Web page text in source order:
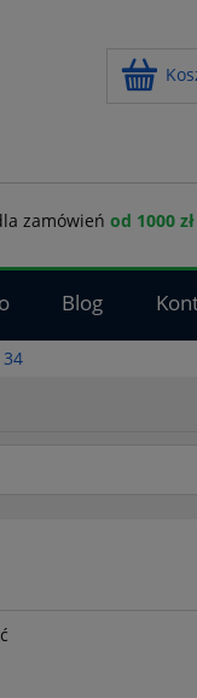
zamówień od 1000 zł
Blog